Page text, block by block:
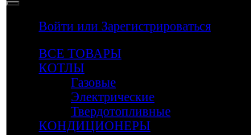
Войти или Зарегистрироваться
ВСЕ ТОВАРЫ
КОТЛЫ
Газовые
Электрические
Твердотопливные
КОНДИЦИОНЕРЫ